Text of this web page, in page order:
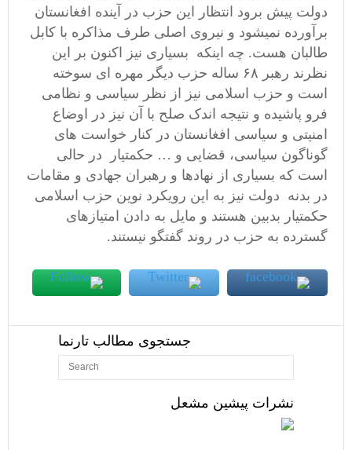
دولت پیش برود انتظار این حزب در آینده افغانستان
برآورده نمیشود و نیروی اصلی طرف مذاکره با کابل
طالبان هست. چه اینکه بسیاری نیز اکنون بر این
نظرند رهبر ۶۸ ساله حزب دیگر مهره ای سوخته
است و حزب اسلامی نیز از نظر سیاسی و نظامی
فرو پاشیده و نتیجه اندک صلح با آن نیز در اوضاع
امنیتی و سیاسی افغانستان در کنار خواست های
گوناگون سیاسی، قضایی و … حکمتیار در حالی
است که بسیاری از نهادها و رهبران جهادی و مقامات
در بدنه دولت نیز به این رویکرد نوین حزب اسلامی
حکمتیار بدبین هستند و مایل به دادن امتیازهای
گسترده به حزب در روند گفتگو نیستند.
جستجوی مطالب تارنما
نشرات پیشین مشعل